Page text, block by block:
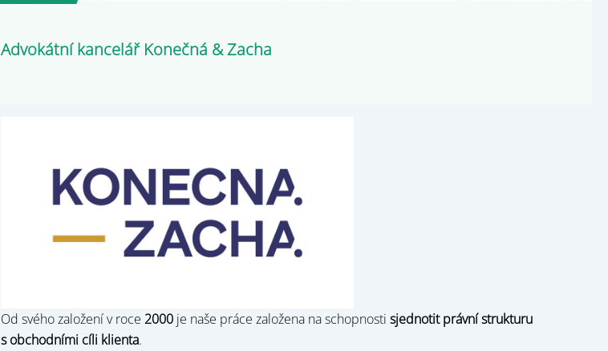
Advokátní kancelář Konečná & Zacha
Od svého založení v roce 2000je naše práce založena na schopnosti sjednotit právní strukturu
s obchodními cíli klienta.